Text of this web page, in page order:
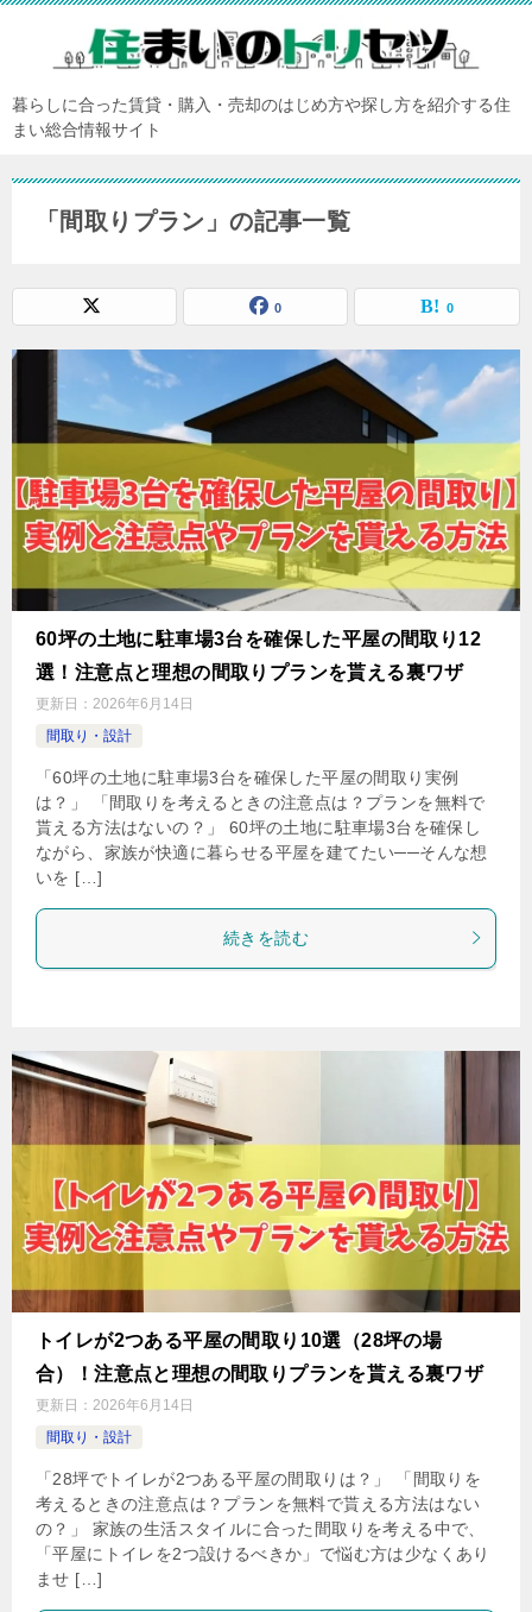
暮らしに合った賃貸・購入・売却のはじめ方や探し方を紹介する住
まい総合情報サイト
「間取りプラン」の記事一覧
0 0
60坪の土地に駐車場3台を確保した平屋の間取り12
選！注意点と理想の間取りプランを貰える裏ワザ
更新日： 2026年6月14日
間取り・設計
「60坪の土地に駐車場3台を確保した平屋の間取り実例
は？」 「間取りを考えるときの注意点は？プランを無料で
貰える方法はないの？」 60坪の土地に駐車場3台を確保し
ながら、家族が快適に暮らせる平屋を建てたい──そんな想
いを […]
続きを読む
トイレが2つある平屋の間取り10選（28坪の場
合）！注意点と理想の間取りプランを貰える裏ワザ
更新日： 2026年6月14日
間取り・設計
「28坪でトイレが2つある平屋の間取りは？」 「間取りを
考えるときの注意点は？プランを無料で貰える方法はない
の？」 家族の生活スタイルに合った間取りを考える中で、
「平屋にトイレを2つ設けるべきか」で悩む方は少なくあり
ませ […]